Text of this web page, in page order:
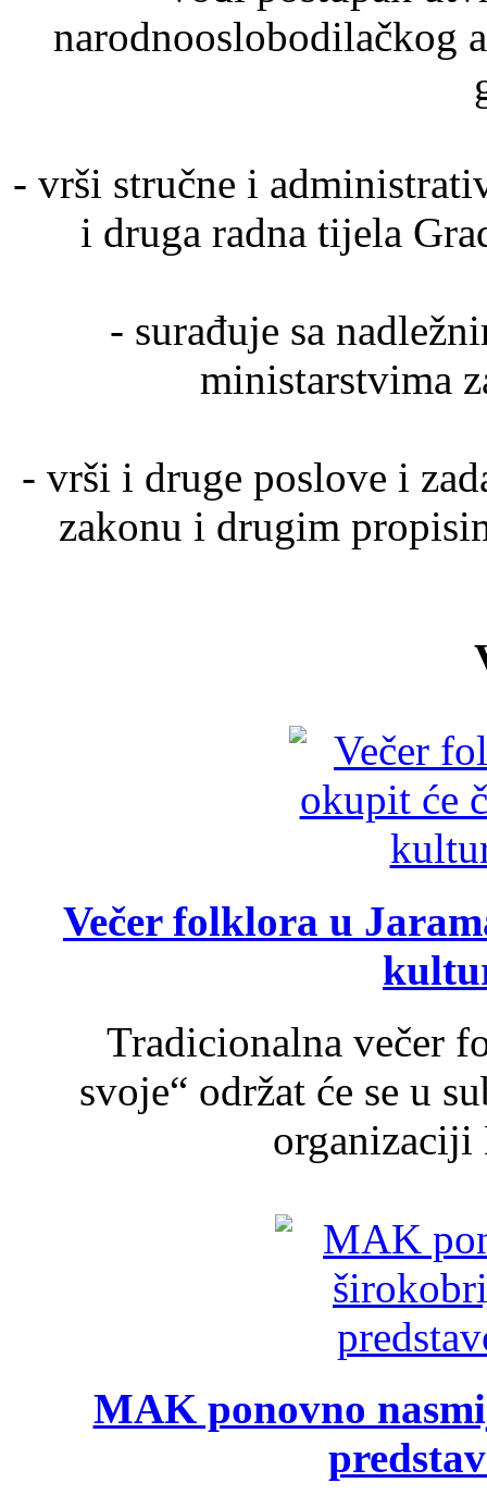
narodnooslobodilačkog
- vrši stručne i
i druga radna tijela
- surađuje sa
ministarstvima
- vrši i druge poslove i
zakonu i drugim
Večer folklora u
Tradicionalna večer
svoje“ održat će se u
organizaciji
MAK ponovno